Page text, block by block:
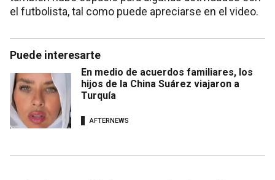
el futbolista, tal como puede apreciarse en el video.
Puede interesarte
En medio de acuerdos familiares, los
hijos de la China Suárez viajaron a
Turquía
AFTERNEWS